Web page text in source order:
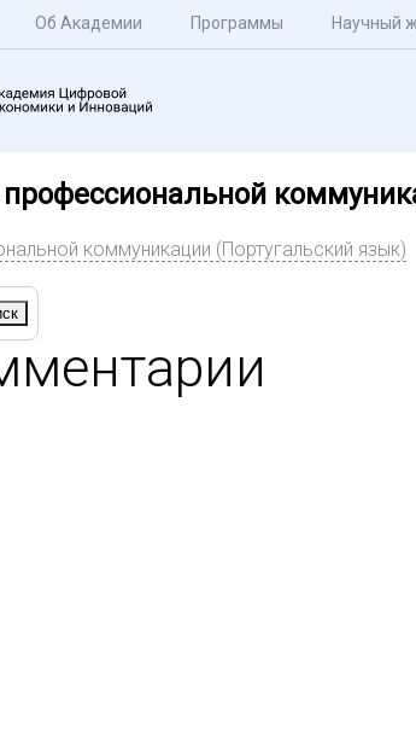
Об Академии Программы Научный
коммуникации (Португальский язык)